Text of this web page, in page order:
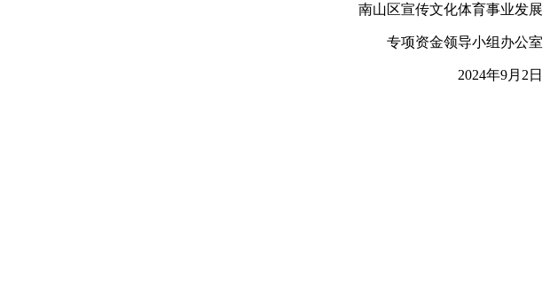
南山区宣传文化体育事业发展
专项资金领导小组办公室
2024年9月2日